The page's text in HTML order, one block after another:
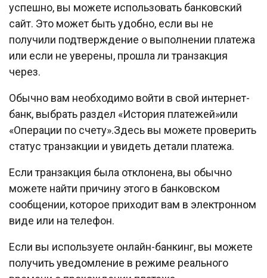
успешно, вы можете использовать банковский
сайт. Это может быть удобно, если вы не
получили подтверждение о выполнении платежа
или если не уверены, прошла ли транзакция
через.
Обычно вам необходимо войти в свой интернет-
банк, выбрать раздел «История платежей»или
«Операции по счету».Здесь вы можете проверить
статус транзакции и увидеть детали платежа.
Если транзакция была отклонена, вы обычно
можете найти причину этого в банковском
сообщении, которое приходит вам в электронном
виде или на телефон.
Если вы используете онлайн-банкинг, вы можете
получить уведомление в режиме реального